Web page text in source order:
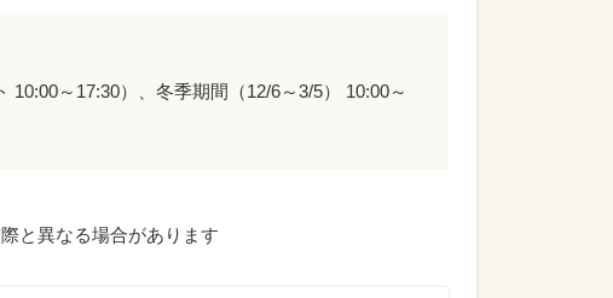
10:00～17:30）、冬季期間（12/6～3/5） 10:00～
と異なる場合があります